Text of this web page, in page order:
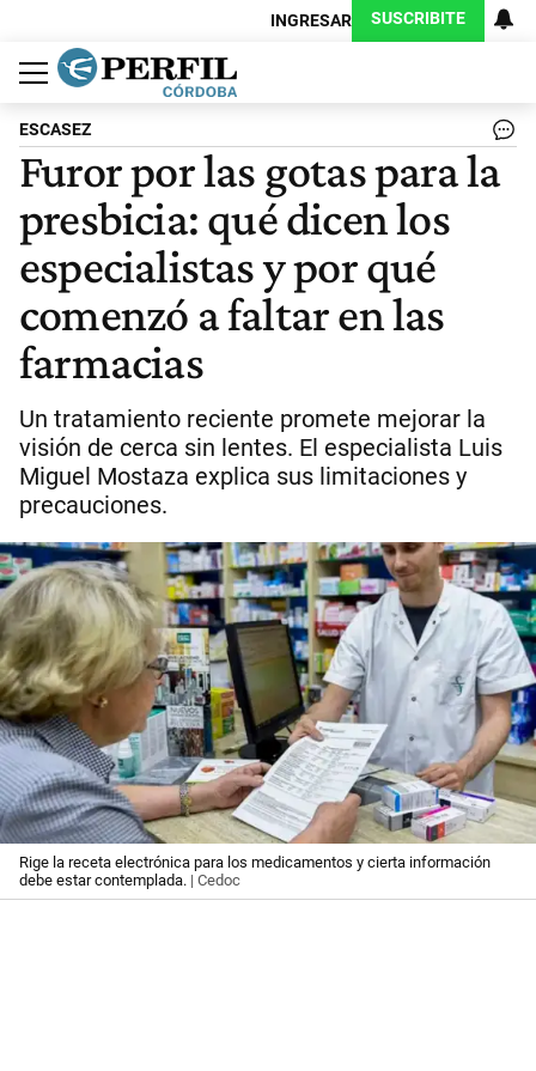
INGRESAR SUSCRIBITE
Política
Economía
Judiciales
Sociedad
Cultura
Espectáculos
Deportes
Protagonistas
ESCASEZ
Furor por las gotas para la
presbicia: qué dicen los
especialistas y por qué
comenzó a faltar en las
farmacias
Un tratamiento reciente promete mejorar la
visión de cerca sin lentes. El especialista Luis
Miguel Mostaza explica sus limitaciones y
precauciones.
Rige la receta electrónica para los medicamentos y cierta información
debe estar contemplada. | Cedoc